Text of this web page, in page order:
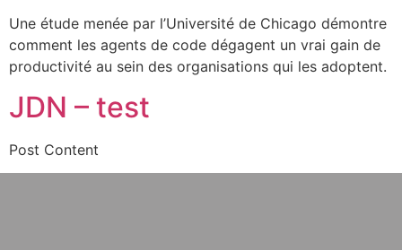
Une étude menée par l’Université de Chicago démontre
comment les agents de code dégagent un vrai gain de
productivité au sein des organisations qui les adoptent.
JDN – test
Post Content